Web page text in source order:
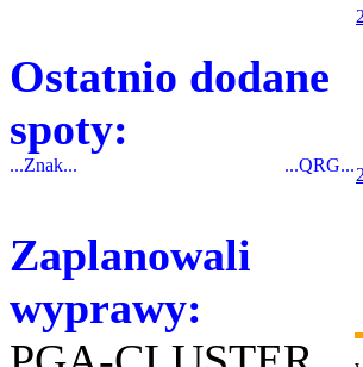
Ostatnio dodane
spoty:
...Znak... ...QRG...
Zaplanowali
wyprawy: